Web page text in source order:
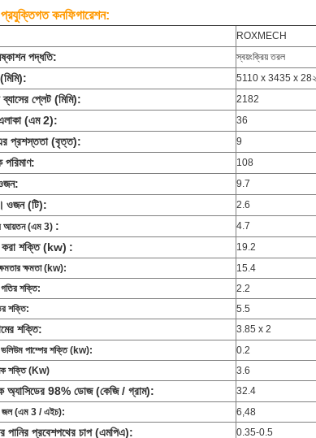
প্রযুক্তিগত কনফিগারেশন:
ROXMECH
পদ্ধতি: স্বয়ংক্রিয় তরল
5110 x 3435 x
ব্যাসের প্লেট (মিমি): 2182
এলাকা (এম 2): 36
প্রশস্ততা (বৃত্ত): 9
পরিমাণ: 108
9.7
ওজন (টি):
2.6
আয়তন (এম 3) : 4.7
করা শক্তি (kw) :
19.2
ক্ষমতার ক্ষমতা (kw):
15.4
গতির শক্তি:
2.2
শক্তি:
5.5
শক্তি:
3.85 x 2
ভলিউম পাম্পের শক্তি (kw):
0.2
শক্তি (Kw)
3.6
অ্যাসিডের 98% ডোজ (কেজি / গ্রাম):
32.4
জল (এম 3 / এইচ):
6,48
পানির প্রবেশপথের চাপ (এমপিএ):
0.35-0.5